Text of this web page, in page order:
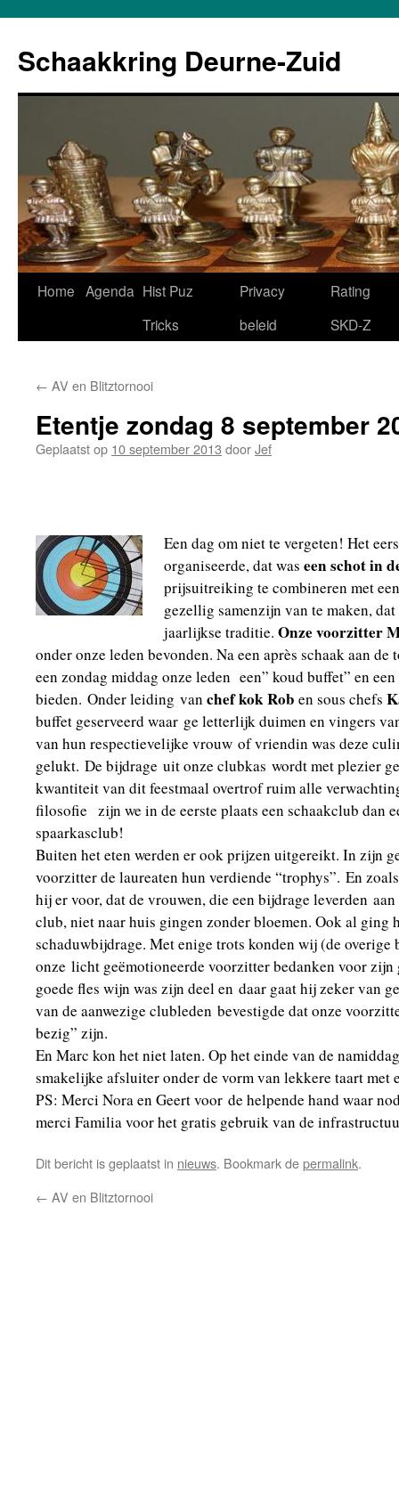
Schaakkring Deurne-Zuid
Ga
inhoud
Home Agenda Hist Puz
Tricks
Privacy
beleid
Rating
SKD-Z
← AV en Blitztornooi
Etentje zondag 8 september
Geplaatst op 10 september 2013 doorJef
Een dag om niet te vergeten! Het
organiseerde, dat was een schot in
prijsuitreiking te combineren met
gezellig samenzijn van te maken,
jaarlijkse traditie. Onze voorzitter
onder onze leden bevonden. Na een après schaak aan
een zondag middag onze leden een” koud buffet” en een
bieden. Onder leiding van chef kok Rob en sous chefs
buffet geserveerd waar ge letterlijk duimen en vingers
van hun respectievelijke vrouw of vriendin was deze
gelukt. De bijdrage uit onze clubkas wordt met plezier
kwantiteit van dit feestmaal overtrof ruim alle
filosofie zijn we in de eerste plaats een schaakclub dan
spaarkasclub!
Buiten het eten werden er ook prijzen uitgereikt. In zijn
voorzitter de laureaten hun verdiende “trophys”. En
hij er voor, dat de vrouwen, die een bijdrage leverden
club, niet naar huis gingen zonder bloemen. Ook al ging
schaduwbijdrage. Met enige trots konden wij (de
onze licht geëmotioneerde voorzitter bedanken voor zijn
goede fles wijn was zijn deel en daar gaat hij zeker van
van de aanwezige clubleden bevestigde dat onze
bezig” zijn.
En Marc kon het niet laten. Op het einde van de
smakelijke afsluiter onder de vorm van lekkere taart met
PS: Merci Nora en Geert voor de helpende hand waar
merci Familia voor het gratis gebruik van de
Dit bericht is geplaatst in nieuws. Bookmark depermalink.
← AV en Blitztornooi